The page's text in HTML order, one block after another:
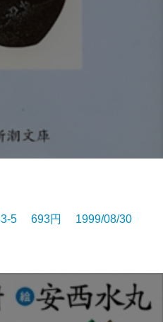
5 693円 1999/08/30